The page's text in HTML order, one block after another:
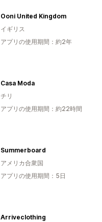
Ooni United Kingdom
イギリス
アプリの使用期間：約2年
Casa Moda
チリ
アプリの使用期間：約22時間
Summerboard
アメリカ合衆国
アプリの使用期間：5日
Arriveclothing